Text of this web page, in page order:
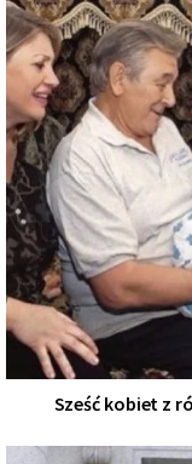
Sześć kobiet z